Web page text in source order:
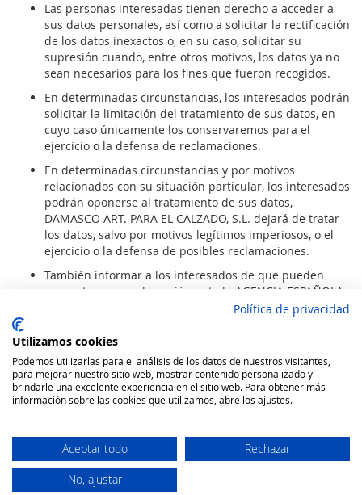
Las personas interesadas tienen derecho a acceder a
sus datos personales, así como a solicitar la rectificación
de los datos inexactos o, en su caso, solicitar su
supresión cuando, entre otros motivos, los datos ya no
sean necesarios para los fines que fueron recogidos.
En determinadas circunstancias, los interesados podrán
solicitar la limitación del tratamiento de sus datos, en
cuyo caso únicamente los conservaremos para el
ejercicio o la defensa de reclamaciones.
En determinadas circunstancias y por motivos
relacionados con su situación particular, los interesados
podrán oponerse al tratamiento de sus datos,
DAMASCO ART. PARA EL CALZADO, S.L. dejará de tratar
los datos, salvo por motivos legítimos imperiosos, o el
ejercicio o la defensa de posibles reclamaciones.
También informar a los interesados de que pueden
presentar una reclamación ante la AGENCIA ESPAÑOLA
sus derechos, a través de la página www.agpd.es
La forma de ejercer los derechos, será a través de los
datos del primer epígrafe en el que deberá de
comunicar el Derecho que quiera ejercer para hacerle
Política de privacidad
Utilizamos cookies
Podemos utilizarlas para el análisis de los datos de nuestros visitantes,
para mejorar nuestro sitio web, mostrar contenido personalizado y
brindarle una excelente experiencia en el sitio web. Para obtener más
información sobre las cookies que utilizamos, abre los ajustes.
Aceptar todo Rechazar
No, ajustar